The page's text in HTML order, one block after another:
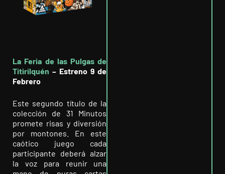
La Feria de las Pulgas de
Titirilquén – Estreno 9 de
Febrero
Este segundo título de la
colección de 31 Minutos
promete risas y diversión
por montones. En este
caótico juego cada
participante deberá alzar
la voz para reunir una